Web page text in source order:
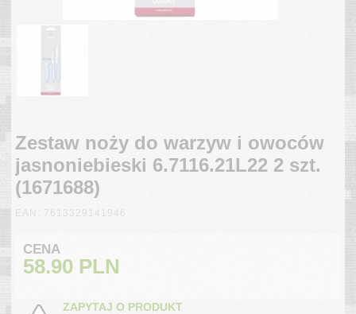
Zestaw noży do warzyw i owoców
jasnoniebieski 6.7116.21L22 2 szt.
(1671688)
EAN: 7613329141946
CENA
58.90 PLN
ZAPYTAJ O PRODUKT